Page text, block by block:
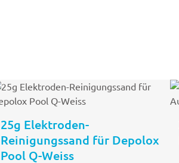
25g Elektroden-
Reinigungssand für Depolox
Pool Q-Weiss